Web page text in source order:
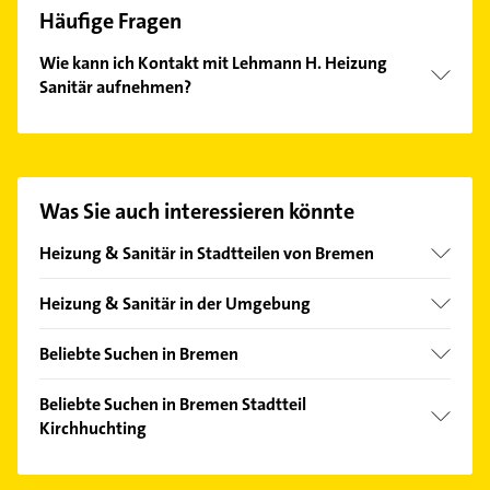
Häufige Fragen
Wie kann ich Kontakt mit Lehmann H. Heizung
Sanitär aufnehmen?
finden Sie alleKontaktdaten.
Was Sie auch interessieren könnte
Heizung & Sanitär in Stadtteilen von Bremen
Altstadt
Borgfeld
Fähr-Lobbendorf
Findorff-Bürgerweide
Gartenstadt Vahr
Heizung & Sanitär in der Umgebung
Stuhr
Weyhe bei Bremen
Ganderkesee
Beliebte Suchen in Bremen
Bauunternehmen
Putzfrau
Beliebte Suchen in Bremen Stadtteil
Kirchhuchting